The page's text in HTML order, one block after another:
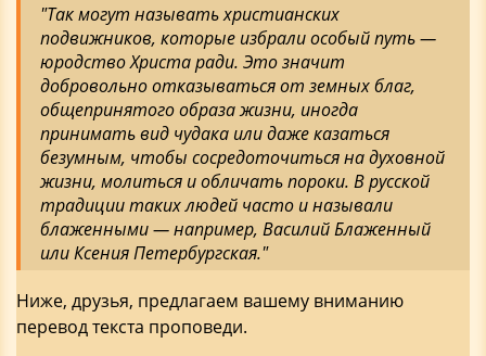
"Так могут называть христианских
подвижников, которые избрали особый путь —
юродство Христа ради. Это значит
добровольно отказываться от земных благ,
общепринятого образа жизни, иногда
принимать вид чудака или даже казаться
безумным, чтобы сосредоточиться на духовной
жизни, молиться и обличать пороки. В русской
традиции таких людей часто и называли
блаженными — например, Василий Блаженный
или Ксения Петербургская."
Ниже, друзья, предлагаем вашему вниманию
перевод текста проповеди.